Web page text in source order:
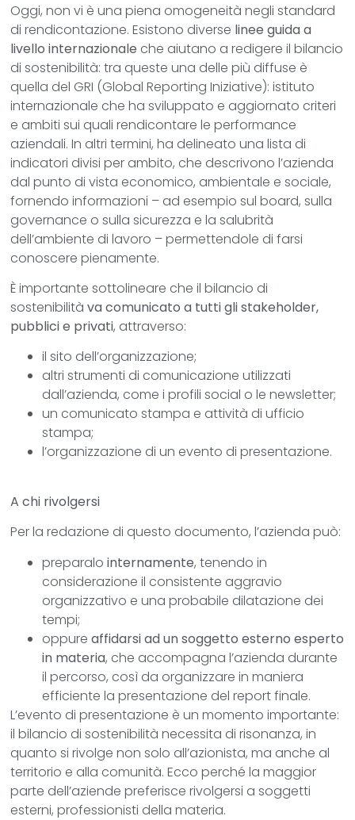
Oggi, non vi è una piena omogeneità negli standard
di rendicontazione. Esistono diverse linee guida a
livello internazionale che aiutano a redigere il bilancio
di sostenibilità: tra queste una delle più diffuse è
quella del GRI (Global Reporting Iniziative): istituto
internazionale che ha sviluppato e aggiornato criteri
e ambiti sui quali rendicontare le performance
aziendali. In altri termini, ha delineato una lista di
indicatori divisi per ambito, che descrivono l’azienda
dal punto di vista economico, ambientale e sociale,
fornendo informazioni – ad esempio sul board, sulla
governance o sulla sicurezza e la salubrità
dell’ambiente di lavoro – permettendole di farsi
conoscere pienamente.
È importante sottolineare che il bilancio di
sostenibilitàva comunicato a tutti gli stakeholder,
pubblici e privati, attraverso:
il sito dell’organizzazione;
altri strumenti di comunicazione utilizzati
dall’azienda, come i profili social o le newsletter;
un comunicato stampa e attività di ufficio
stampa;
l’organizzazione di un evento di presentazione.
A chi rivolgersi
Per la redazione di questo documento, l’azienda può:
preparalointernamente, tenendo in
considerazione il consistente aggravio
organizzativo e una probabile dilatazione dei
tempi;
oppureaffidarsi ad un soggetto esterno esperto
in materia, che accompagna l’azienda durante
il percorso, così da organizzare in maniera
efficiente la presentazione del report finale.
L’evento di presentazione è un momento importante:
il bilancio di sostenibilità necessita di risonanza, in
quanto si rivolge non solo all’azionista, ma anche al
territorio e alla comunità. Ecco perché la maggior
parte dell’aziende preferisce rivolgersi a soggetti
esterni, professionisti della materia.